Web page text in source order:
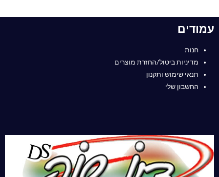
עמודים
חנות
מדיניות ביטול/החזרת מוצרים
תנאי שימוש ותקנון
החשבון שלי